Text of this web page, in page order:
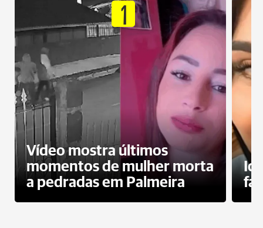
1
Vídeo mostra últimos
momentos de mulher morta
a pedradas em Palmeira